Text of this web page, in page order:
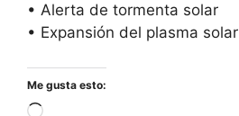
• Alerta de tormenta solar
• Expansión del plasma solar
Me gusta esto:
Cargando...